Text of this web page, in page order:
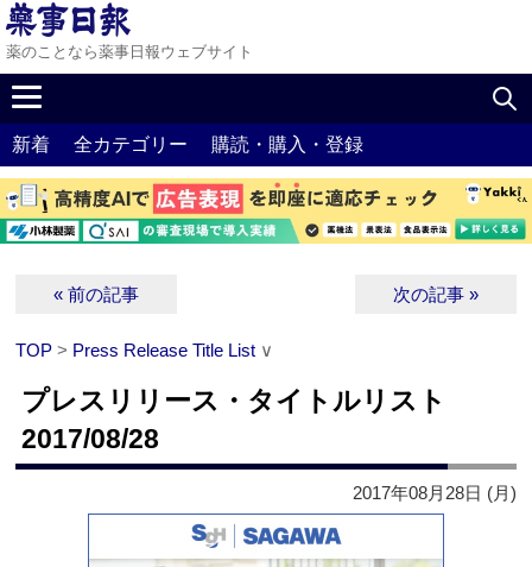
薬のことなら薬事日報ウェブサイト
新着 全カテゴリー 購読・購入・登録
« 前の記事 次の記事 »
TOP > Press Release Title List ∨
プレスリリース・タイトルリスト
2017/08/28
2017年08月28日 (月)